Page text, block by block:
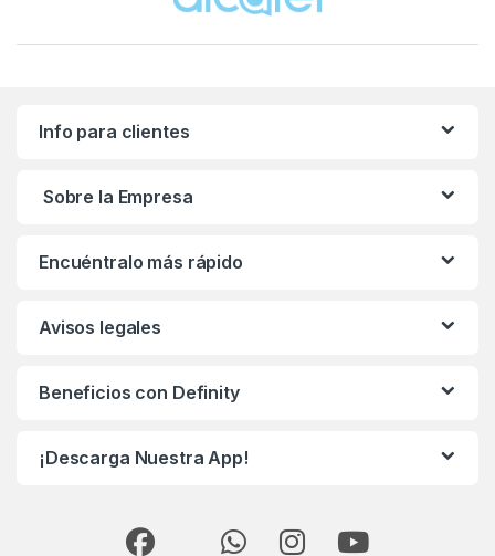
Info para clientes
Sobre la Empresa
Encuéntralo más rápido
Avisos legales
Beneficios con Definity
¡Descarga Nuestra App!